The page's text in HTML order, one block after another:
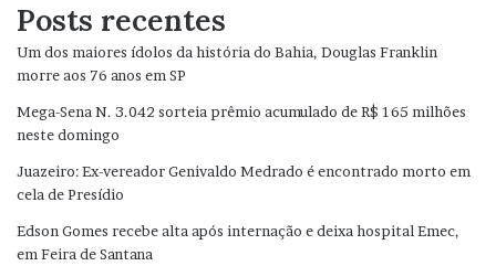
Posts recentes
Um dos maiores ídolos da história do Bahia, Douglas Franklin
morre aos 76 anos em SP
Mega-Sena N. 3.042 sorteia prêmio acumulado de R$ 165 milhões
neste domingo
Juazeiro: Ex-vereador Genivaldo Medrado é encontrado morto em
cela de Presídio
Edson Gomes recebe alta após internação e deixa hospital Emec,
em Feira de Santana